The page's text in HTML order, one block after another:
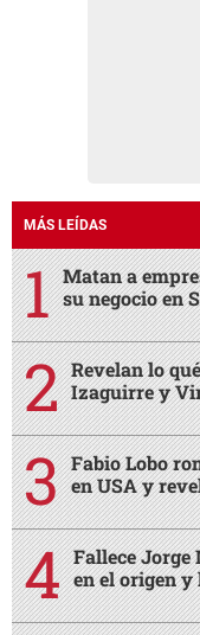
MÁS LEÍDAS
Matan a
su negocio en
Revelan lo
Izaguirre y
Fabio Lobo
en USA y
Fallece Jorge
en el origen y